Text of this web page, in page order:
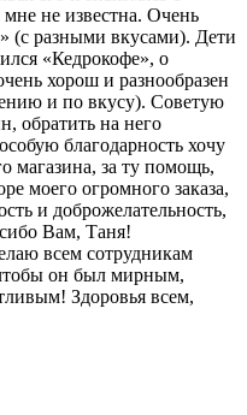
не известна. Очень
(с разными вкусами). Дети
«Кедрокофе», о
хорош и разнообразен
и по вкусу). Советую
обратить на него
благодарность хочу
магазина, за ту помощь,
моего огромного заказа,
и доброжелательность,
Вам, Таня!
всем сотрудникам
он был мирным,
Здоровья всем,